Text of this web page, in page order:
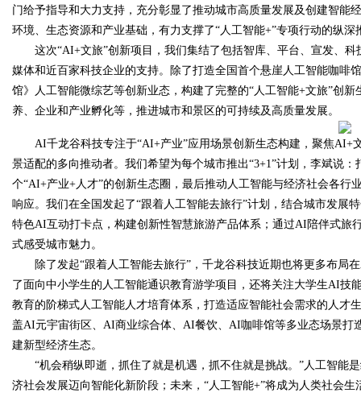
Bo
ar
d
门给予指导和大力支持，充分彰显了推动城市高质量发展及创建智能
环境、生态资源和产业基础，有力支撑了“人工智能+”专项行动的纵深
这次“AI+文旅”创新项目，我们集结了包括智库、平台、宣发、科
媒体和近百家科技企业的支持。除了打造全国首个悬崖人工智能咖啡
馆》人工智能微综艺等创新业态，构建了完整的“人工智能+文旅”创
养、企业和产业孵化等，推进城市和景区的可持续及高质量发展。
AI千龙谷科技专注于“AI+产业”应用场景创新生态构建，聚焦AI+
景适配的多向推动者。我们希望为每个城市推出“3+1”计划，李斌说
个“AI+产业+人才”的创新生态圈，最后推动人工智能与经济社会各
响应。我们在全国发起了“跟着人工智能去旅行”计划，结合城市发展
特色AI互动打卡点，构建创新性智慧旅游产品体系；通过AI陪伴式旅
式感受城市魅力。
除了发起“跟着人工智能去旅行”，千龙谷科技近期也将更多布局
了面向中小学生的人工智能通识教育游学项目，还将关注大学生AI技
教育的阶梯式人工智能人才培育体系，打造适应智能社会需求的人才
盖AI元宇宙街区、AI商业综合体、AI餐饮、AI咖啡馆等多业态场景打
建新型经济生态。
“机会稍纵即逝，抓住了就是机遇，抓不住就是挑战。”人工智能
济社会发展迈向智能化新阶段‌；未来，“人工智能+”将成为人类社会